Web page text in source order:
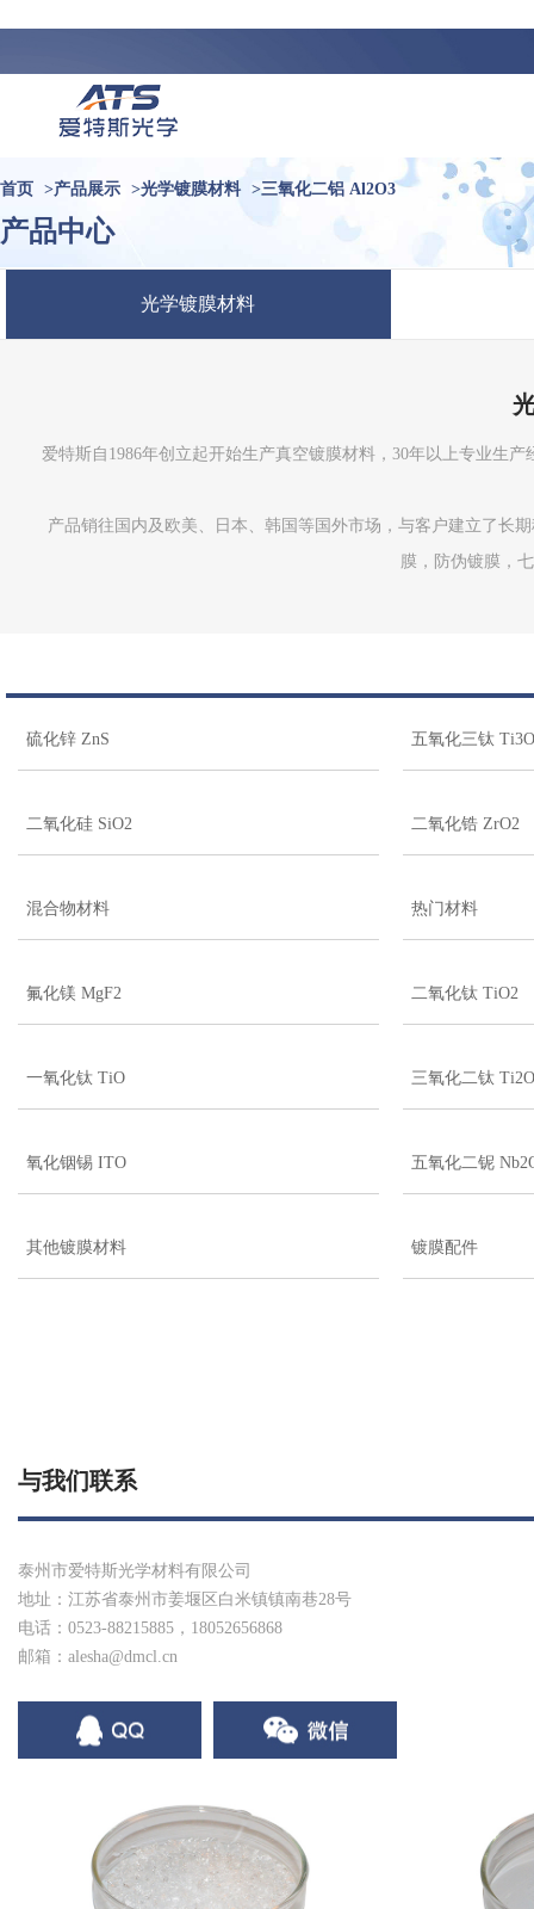
首页 >产品展示 >光学镀膜材料 >三氧化二铝 Al2O3
产品中心
光学镀膜材料
爱特斯自1986年创立起开始生产真空镀膜材料，30年以上专业生
产品销往国内及欧美、日本、韩国等国外市场，与客户建立了长
膜，防伪镀膜，
硫化锌 ZnS 五氧化三钛
二氧化硅 SiO2 二氧化锆 ZrO2
混合物材料 热门材料
氟化镁 MgF2 二氧化钛 TiO2
一氧化钛 TiO 三氧化二钛
氧化铟锡 ITO 五氧化二铌
其他镀膜材料 镀膜配件
与我们联系
泰州市爱特斯光学材料有限公司
地址：江苏省泰州市姜堰区白米镇镇南巷28号
电话：0523-88215885，18052656868
邮箱：alesha@dmcl.cn